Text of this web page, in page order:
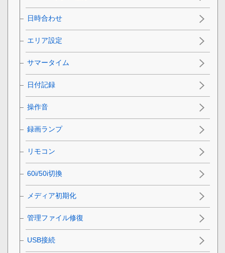
日時合わせ
エリア設定
サマータイム
日付記録
操作音
録画ランプ
リモコン
60i/50i切換
メディア初期化
管理ファイル修復
USB接続